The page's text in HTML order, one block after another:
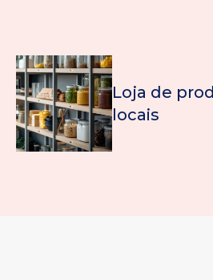
Loja de
locais